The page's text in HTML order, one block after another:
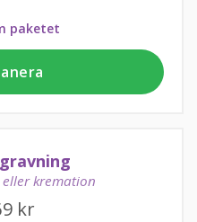
paketet
kremation
kr